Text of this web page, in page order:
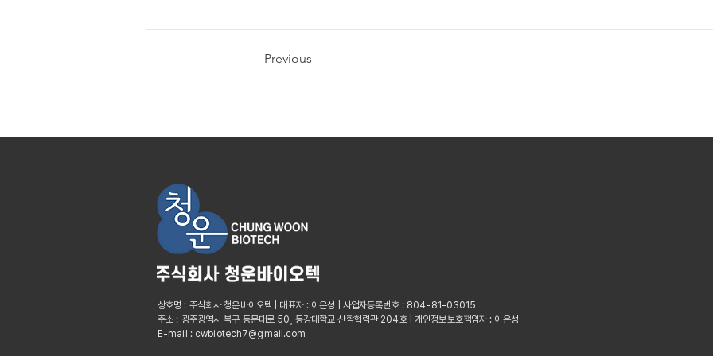
Previous
상호명 : 주식회사 청운바이오텍 | 대표자 : 이은성 | 사업자등록번호 : 804-81-03015
주소 : 광주광역시 북구 동문대로 50, 동강대학교 산학협력관 204호 | 개인정보보호책임자 : 이은성
E-mail : cwbiotech7@gmail.com